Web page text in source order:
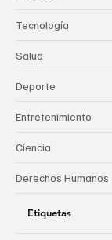
Tecnología
Salud
Deporte
Entretenimiento
Ciencia
Derechos Humanos
Etiquetas